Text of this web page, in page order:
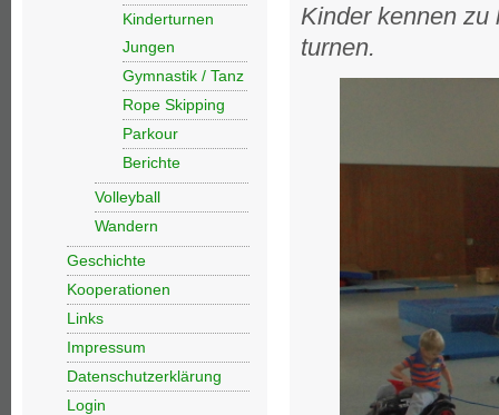
Kinderturnen
Jungen
Gymnastik / Tanz
Rope Skipping
Parkour
Berichte
Volleyball
Wandern
Geschichte
Kooperationen
Links
Impressum
Datenschutzerklärung
Login
Kinder kennen zu
turnen.